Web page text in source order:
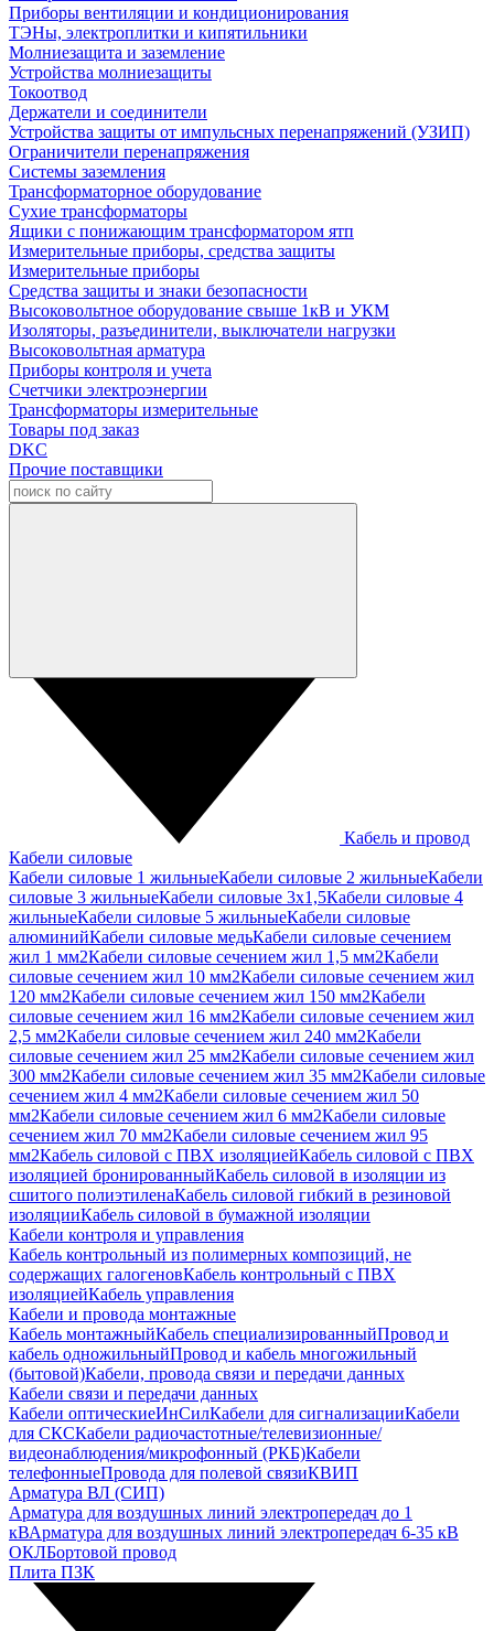
Приборы вентиляции и кондиционирования
ТЭНы, электроплитки и кипятильники
Молниезащита и заземление
Устройства молниезащиты
Токоотвод
Держатели и соединители
Устройства защиты от импульсных перенапряжений (УЗИП)
Ограничители перенапряжения
Системы заземления
Трансформаторное оборудование
Сухие трансформаторы
Ящики с понижающим трансформатором ятп
Измерительные приборы, средства защиты
Измерительные приборы
Средства защиты и знаки безопасности
Высоковольтное оборудование свыше 1кВ и УКМ
Изоляторы, разъединители, выключатели нагрузки
Высоковольтная арматура
Приборы контроля и учета
Счетчики электроэнергии
Трансформаторы измерительные
Товары под заказ
DKC
Прочие поставщики
Кабель и провод
Кабели силовые
Кабели силовые 1 жильныеКабели силовые 2 жильныеКабели
силовые 3 жильныеКабели силовые 3х1,5Кабели силовые 4
жильныеКабели силовые 5 жильныеКабели силовые
алюминийКабели силовые медьКабели силовые сечением
жил 1 мм2Кабели силовые сечением жил 1,5 мм2Кабели
силовые сечением жил 10 мм2Кабели силовые сечением жил
120 мм2Кабели силовые сечением жил 150 мм2Кабели
силовые сечением жил 16 мм2Кабели силовые сечением жил
2,5 мм2Кабели силовые сечением жил 240 мм2Кабели
силовые сечением жил 25 мм2Кабели силовые сечением жил
300 мм2Кабели силовые сечением жил 35 мм2Кабели силовые
сечением жил 4 мм2Кабели силовые сечением жил 50
мм2Кабели силовые сечением жил 6 мм2Кабели силовые
сечением жил 70 мм2Кабели силовые сечением жил 95
мм2Кабель силовой с ПВХ изоляциейКабель силовой с ПВХ
изоляцией бронированныйКабель силовой в изоляции из
сшитого полиэтиленаКабель силовой гибкий в резиновой
изоляцииКабель силовой в бумажной изоляции
Кабели контроля и управления
Кабель контрольный из полимерных композиций, не
содержащих галогеновКабель контрольный с ПВХ
изоляциейКабель управления
Кабели и провода монтажные
Кабель монтажныйКабель специализированныйПровод и
кабель одножильныйПровод и кабель многожильный
(бытовой)Кабели, провода связи и передачи данных
Кабели связи и передачи данных
Кабели оптическиеИнСилКабели для сигнализацииКабели
для СКСКабели радиочастотные/телевизионные/
видеонаблюдения/микрофонный (РКБ)Кабели
телефонныеПровода для полевой связиКВИП
Арматура ВЛ (СИП)
Арматура для воздушных линий электропередач до 1
кВАрматура для воздушных линий электропередач 6-35 кВ
ОКЛБортовой провод
Плита ПЗК